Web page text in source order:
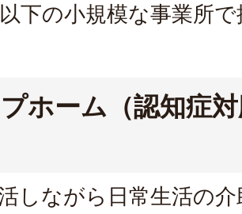
下の小規模な事業所
ホーム（認知症
しながら日常生活の